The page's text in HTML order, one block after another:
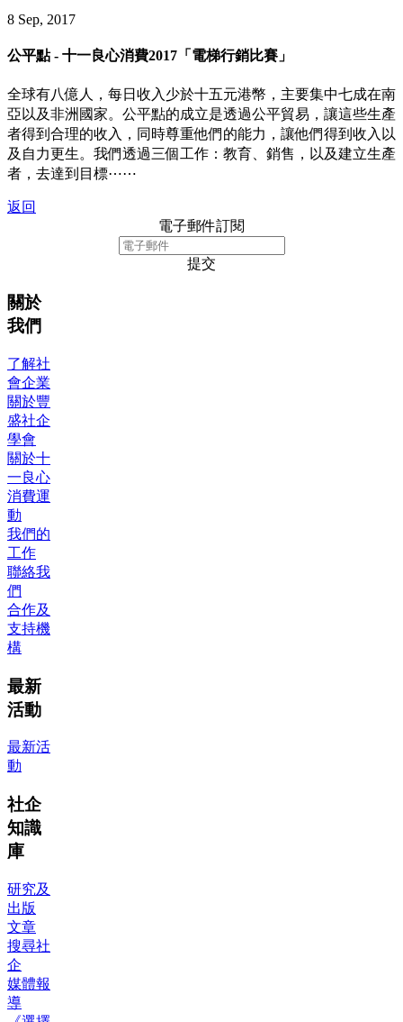
8 Sep, 2017
公平點 - 十一良心消費2017「電梯行銷比賽」
全球有八億人，每日收入少於十五元港幣，主要集中七成在南
亞以及非洲國家。公平點的成立是透過公平貿易，讓這些生產
者得到合理的收入，同時尊重他們的能力，讓他們得到收入以
及自力更生。我們透過三個工作：教育、銷售，以及建立生產
者，去達到目標⋯⋯
返回
電子郵件訂閱
提交
關於
我們
了解社
會企業
關於豐
盛社企
學會
關於十
一良心
消費運
動
我們的
工作
聯絡我
們
合作及
支持機
構
最新
活動
最新活
動
社企
知識
庫
研究及
出版
文章
搜尋社
企
媒體報
導